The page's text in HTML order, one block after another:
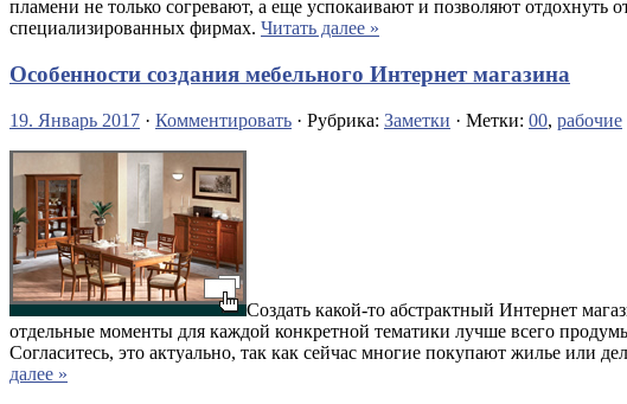
пламени не только согревают, а еще успокаивают и позволяют
специализированных фирмах. Читать далее »
Особенности создания мебельного Интернет магазина
19. Январь 2017 · Комментировать · Рубрика: Заметки · Метки: 00, рабочие
Создать какой-то абстрактный Интернет
отдельные моменты для каждой конкретной тематики лучше всего
Согласитесь, это актуально, так как сейчас многие покупают жилье или
далее »